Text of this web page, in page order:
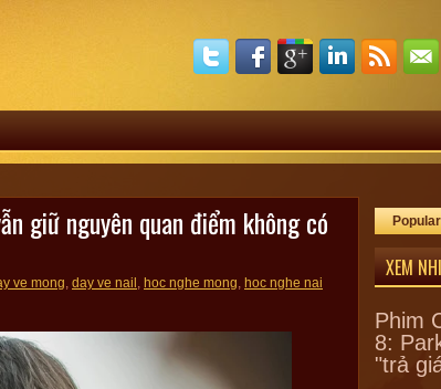
giữ nguyên quan điểm không có
ve mong, day ve nail , hoc nghe mong, hoc nghe nai
Popular
XEM
Phim
8:
"trả